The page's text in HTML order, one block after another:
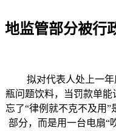
地监管部分被行
拟对代表人处上一年
瓶问题饮料，当罚款单能
忘了“律例就不克不及用
部分，而是用一台电扇“